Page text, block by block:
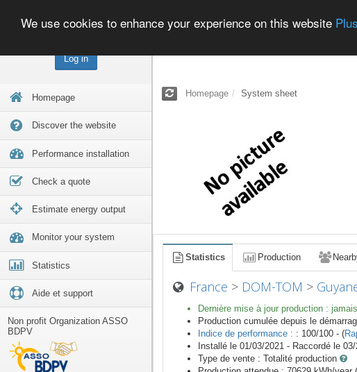
Log in
Homepage
Discover the website
Performance installation
Check a quote
Estimate energy output
Monitor your system
Statistics
Aide et support
Non profit Organization ASSO
BDPV
We use cookies to enhance your experience on this website
Homepage System sheet
Statistics Production
France > DOM-TOM >
Dernière mise à jour production : jamais
Production cumulée depuis le
Indice de performance : : 100/100 - (
Installé le 01/03/2021 - Raccordé le
Type de vente : Totalité production